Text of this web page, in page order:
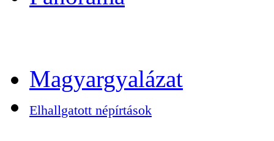
Magyargyalázat
Elhallgatott népírtások